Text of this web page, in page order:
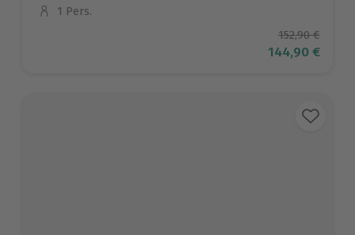
Anzahl der Teilnehmer
1 Pers.
152,90 €
Aktueller
144,90 €